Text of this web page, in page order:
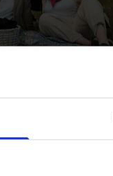
taler med